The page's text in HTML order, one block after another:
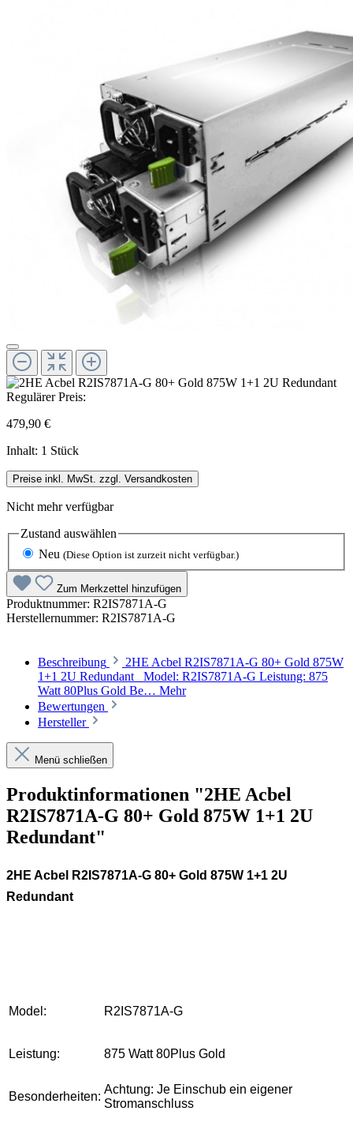
Regulärer Preis:
479,90 €
Inhalt: 1 Stück
Preise inkl. MwSt. zzgl. Versandkosten
Nicht mehr verfügbar
Zustand auswählen
Neu (Diese Option ist zurzeit nicht verfügbar.)
Zum Merkzettel hinzufügen
Produktnummer: R2IS7871A-G
Herstellernummer: R2IS7871A-G
Beschreibung
2HE Acbel R2IS7871A-G 80+ Gold 875W
1+1 2U Redundant Model: R2IS7871A-G Leistung: 875
Watt 80Plus Gold Be… Mehr
Bewertungen
Hersteller
Menü schließen
Produktinformationen "2HE Acbel
R2IS7871A-G 80+ Gold 875W 1+1 2U
Redundant"
2HE Acbel R2IS7871A-G 80+ Gold 875W 1+1 2U
Redundant
Model: R2IS7871A-G
Leistung: 875 Watt 80Plus Gold
Besonderheiten:
Achtung: Je Einschub ein eigener
Stromanschluss